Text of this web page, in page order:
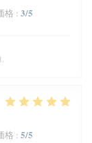
格 : 3/5
格 : 5/5